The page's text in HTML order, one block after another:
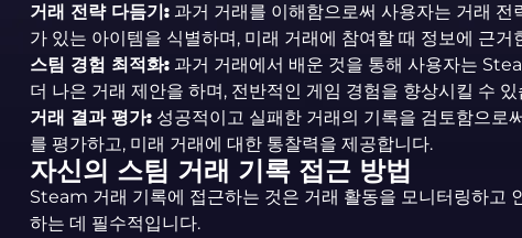
거래 전략 다듬기:과거 거래를 이해함으로써 사용자는 거래 전
가 있는 아이템을 식별하며, 미래 거래에 참여할 때 정보에 근거
스팀 경험 최적화: 과거 거래에서 배운 것을 통해 사용자는
더 나은 거래 제안을 하며, 전반적인 게임 경험을 향상시킬 수 있
거래 결과 평가: 성공적이고 실패한 거래의 기록을 검토함으로
를 평가하고, 미래 거래에 대한 통찰력을 제공합니다.
자신의 스팀 거래 기록 접근 방법
Steam 거래 기록에 접근하는 것은 거래 활동을 모니터링하고
하는 데 필수적입니다.